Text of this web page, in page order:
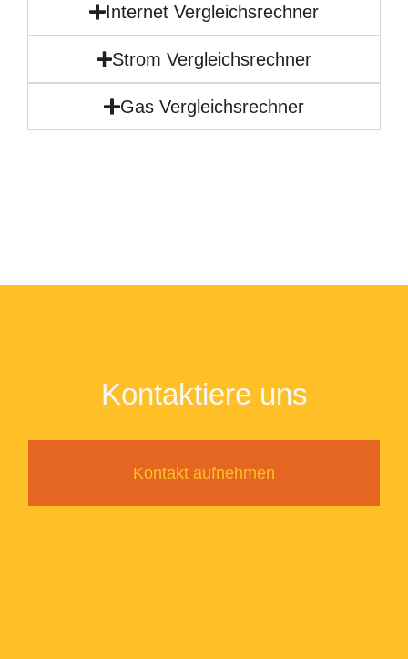
Internet Vergleichsrechner
Strom Vergleichsrechner
Gas Vergleichsrechner
Kontaktiere uns
Kontakt aufnehmen